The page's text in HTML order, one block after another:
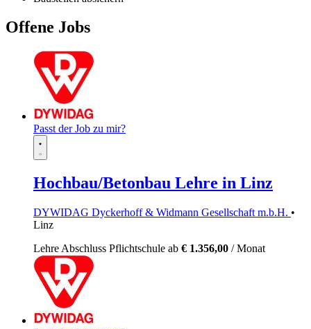
Offene Jobs
Passt der Job zu mir?
Hochbau/Betonbau Lehre in Linz
DYWIDAG Dyckerhoff & Widmann Gesellschaft m.b.H. •
Linz
Lehre Abschluss Pflichtschule ab € 1.356,00 / Monat